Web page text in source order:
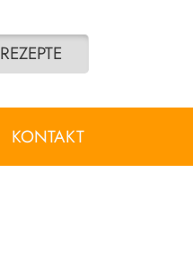
REZEPTE
KONTAKT